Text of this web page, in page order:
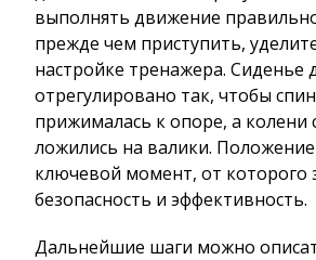
выполнять движение
прежде чем приступить,
настройке тренажера. Сиденье
отрегулировано так, чтобы
прижималась к опоре, а колени
ложились на валики.
ключевой момент, от которого
безопасность и эффективность.
Дальнейшие шаги можно